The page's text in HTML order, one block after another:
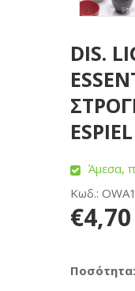
DIS.
ESPIEL
Άμεσα,
Κωδ.:
€4,70
Ποσότητα: